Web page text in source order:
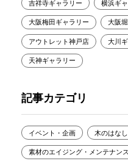
吉祥寺ギャラリー 横浜ギ
大阪梅田ギャラリー 大阪
アウトレット神戸店 大川
天神ギャラリー
記事カテゴリ
イベント・企画 木のはなし
素材のエイジング・メンテナンス